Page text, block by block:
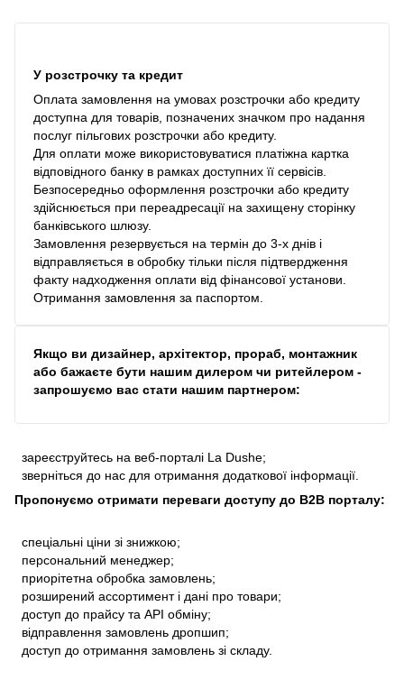
У розстрочку та кредит
Оплата замовлення на умовах розстрочки або кредиту
доступна для товарів, позначених значком про надання
послуг пільгових розстрочки або кредиту.
Для оплати може використовуватися платіжна картка
відповідного банку в рамках доступних її сервісів.
Безпосередньо оформлення розстрочки або кредиту
здійснюється при переадресації на захищену сторінку
банківського шлюзу.
Замовлення резервується на термін до 3-х днів і
відправляється в обробку тільки після підтвердження
факту надходження оплати від фінансової установи.
Отримання замовлення за паспортом.
Якщо ви дизайнер, архітектор, прораб, монтажник
або бажаєте бути нашим дилером чи ритейлером -
запрошуємо вас стати нашим партнером:
зареєструйтесь на веб-порталі La Dushe;
зверніться до нас для отримання додаткової інформації.
Пропонуємо отримати переваги доступу до В2В порталу:
спеціальні ціни зі знижкою;
персональний менеджер;
приорітетна обробка замовлень;
розширений ассортимент і дані про товари;
доступ до прайсу та API обміну;
відправлення замовлень дропшип;
доступ до отримання замовлень зі складу.